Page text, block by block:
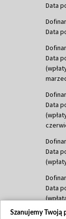
Data
Data
Data
Data
Data
Data
Szanujemy Twoją